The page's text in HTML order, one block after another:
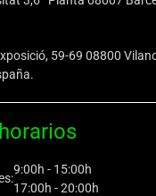
59-69 08800
9:00h - 15:00h
17:00h - 20:00h